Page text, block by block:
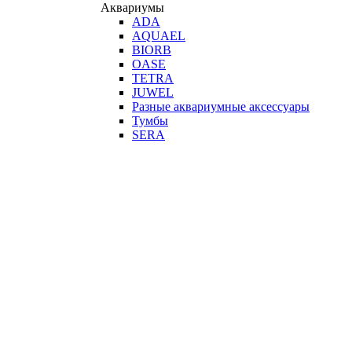
Аквариумы
ADA
AQUAEL
BIORB
OASE
TETRA
JUWEL
Разные аквариумные аксессуары
Тумбы
SERA